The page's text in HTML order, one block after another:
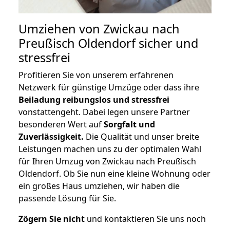
Umziehen von Zwickau nach
Preußisch Oldendorfsicher und
stressfrei
Profitieren Sie von unserem erfahrenen
Netzwerk für günstige Umzüge oder dass ihre
Beiladung reibungslos und stressfrei
vonstattengeht. Dabei legen unsere Partner
besonderen Wert aufSorgfalt und
Zuverlässigkeit. Die Qualität und unser breite
Leistungen machen uns zu der optimalen Wahl
für Ihren Umzug von Zwickau nach Preußisch
Oldendorf. Ob Sie nun eine kleine Wohnung oder
ein großes Haus umziehen, wir haben die
passende Lösung für Sie.
Zögern Sie nicht und kontaktieren Sie uns noch